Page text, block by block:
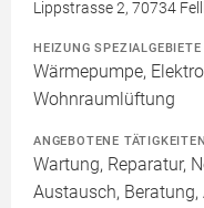
Lippstrasse 2, 70734
HEIZUNG SPEZIALGEBIETE
Wärmepumpe,
Wohnraumlüftung
ANGEBOTENE TÄTIGKEITEN
Wartung, Reparatur,
Austausch,